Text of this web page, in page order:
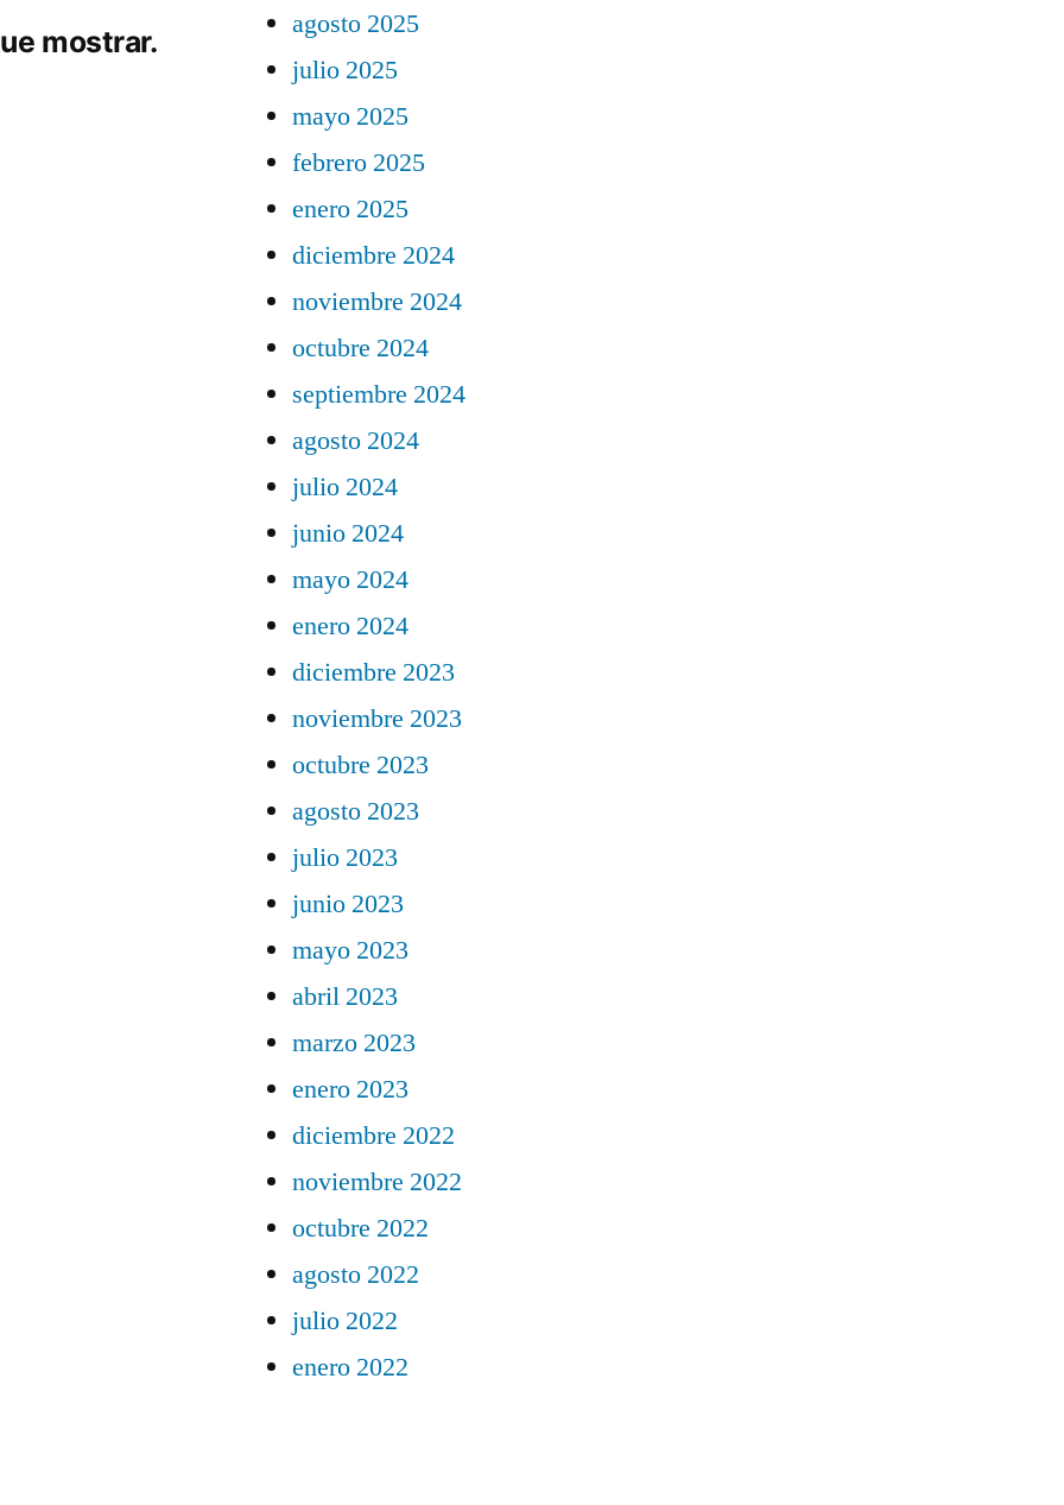
mostrar.
agosto 2025
julio 2025
mayo 2025
febrero 2025
enero 2025
diciembre 2024
noviembre 2024
octubre 2024
septiembre 2024
agosto 2024
julio 2024
junio 2024
mayo 2024
enero 2024
diciembre 2023
noviembre 2023
octubre 2023
agosto 2023
julio 2023
junio 2023
mayo 2023
abril 2023
marzo 2023
enero 2023
diciembre 2022
noviembre 2022
octubre 2022
agosto 2022
julio 2022
enero 2022